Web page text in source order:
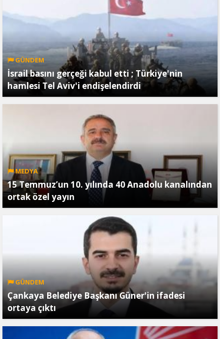
GÜNDEM
İsrail basını gerçeği kabul etti ; Türkiye'nin
hamlesi Tel Aviv'i endişelendirdi
MEDYA
15 Temmuz’un 10. yılında 40 Anadolu kanalından
ortak özel yayın
GÜNDEM
Çankaya Belediye Başkanı Güner'in ifadesi
ortaya çıktı